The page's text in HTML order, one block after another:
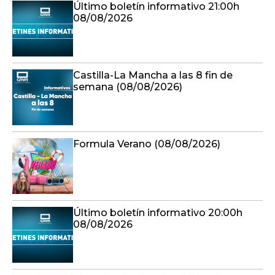
Último boletín informativo 21:00h
08/08/2026
Castilla-La Mancha a las 8 fin de
semana (08/08/2026)
Formula Verano (08/08/2026)
Último boletín informativo 20:00h
08/08/2026